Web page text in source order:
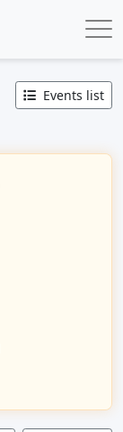
Events list